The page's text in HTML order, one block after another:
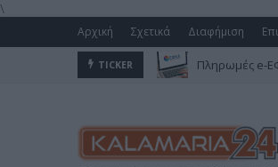
\
Αρχική Σχετικά Διαφήμιση
TICKER Πληρωμές e-